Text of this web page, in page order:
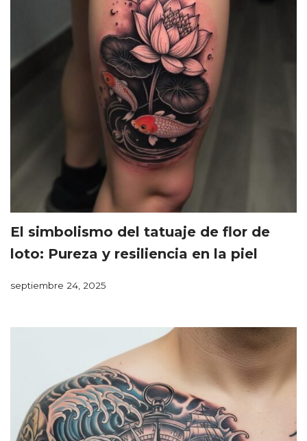
El simbolismo del tatuaje de flor de
loto: Pureza y resiliencia en la piel
septiembre 24, 2025